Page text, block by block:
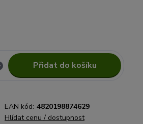
Přidat do košíku
EAN kód: 4820198874629
Hlídat cenu / dostupnost